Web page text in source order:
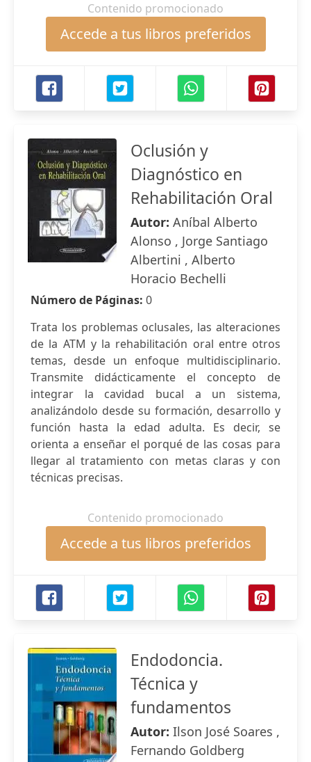
Contenido promocionado
Accede a tus libros preferidos
Oclusión y
Diagnóstico en
Rehabilitación Oral
Autor: Aníbal Alberto
Alonso , Jorge Santiago
Albertini , Alberto
Horacio Bechelli
Número de Páginas: 0
Trata los problemas oclusales, las alteraciones
de la ATM y la rehabilitación oral entre otros
temas, desde un enfoque multidisciplinario.
Transmite didácticamente el concepto de
integrar la cavidad bucal a un sistema,
analizándolo desde su formación, desarrollo y
función hasta la edad adulta. Es decir, se
orienta a enseñar el porqué de las cosas para
llegar al tratamiento con metas claras y con
técnicas precisas.
Contenido promocionado
Accede a tus libros preferidos
Endodoncia.
Técnica y
fundamentos
Autor: Ilson José Soares ,
Fernando Goldberg